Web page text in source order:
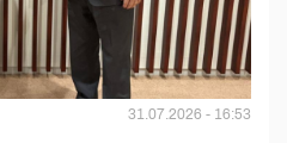
31.07.2026 - 16:53